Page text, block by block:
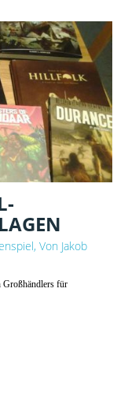
Von Jakob
Großhändlers für